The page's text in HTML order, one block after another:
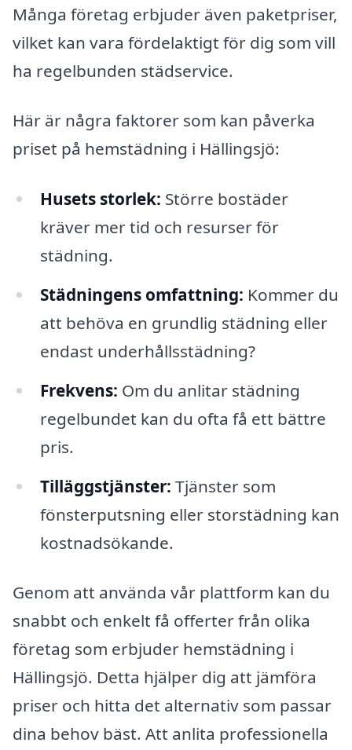
Många företag erbjuder även paketpriser,
vilket kan vara fördelaktigt för dig som vill
ha regelbunden städservice.
Här är några faktorer som kan påverka
priset på hemstädning i Hällingsjö:
Husets storlek: Större bostäder
kräver mer tid och resurser för
städning.
Städningens omfattning: Kommer du
att behöva en grundlig städning eller
endast underhållsstädning?
Frekvens: Om du anlitar städning
regelbundet kan du ofta få ett bättre
pris.
Tilläggstjänster: Tjänster som
fönsterputsning eller storstädning kan
kostnadsökande.
Genom att använda vår plattform kan du
snabbt och enkelt få offerter från olika
företag som erbjuder hemstädning i
Hällingsjö. Detta hjälper dig att jämföra
priser och hitta det alternativ som passar
dina behov bäst. Att anlita professionella